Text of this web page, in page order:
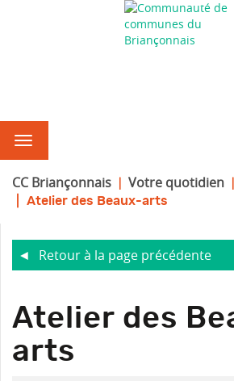
CC Briançonnais Votre quotidien
Atelier des Beaux-arts
Retour à la page précédente
Atelier des
arts